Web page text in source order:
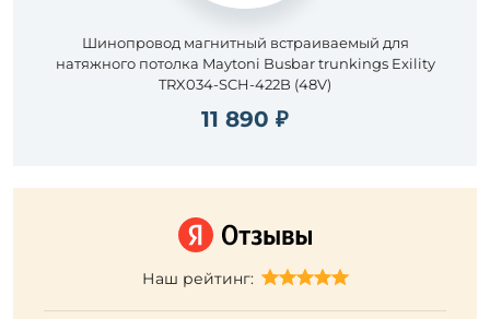
Шинопровод магнитный встраиваемый для
натяжного потолка Maytoni Busbar trunkings Exility
TRX034-SCH-422B (48V)
11 890 ₽
Наш рейтинг: